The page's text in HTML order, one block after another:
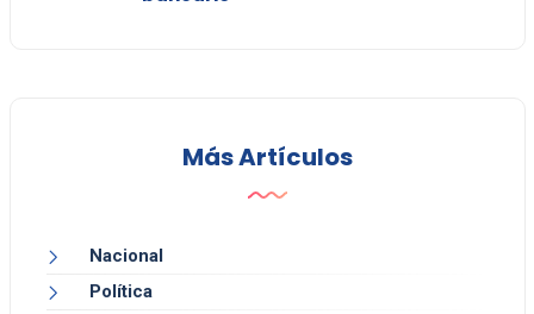
Más Artículos
Nacional
Política